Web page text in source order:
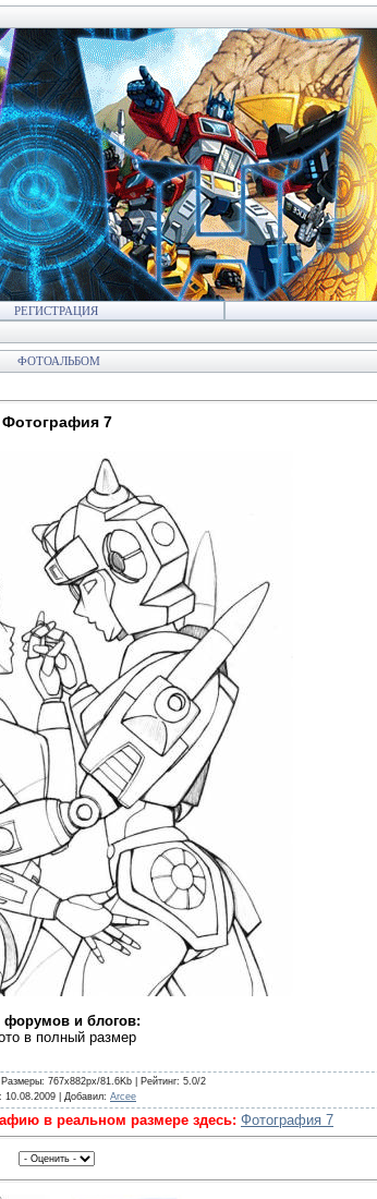
РЕГИСТРАЦИЯ
ФОТОАЛЬБОМ
Фотография 7
форумов и блогов:
в полный размер
Размеры: 767x882px/81.6Kb | Рейтинг: 5.0/2
: 10.08.2009 | Добавил: Arcee
в реальном размере здесь: Фотография 7